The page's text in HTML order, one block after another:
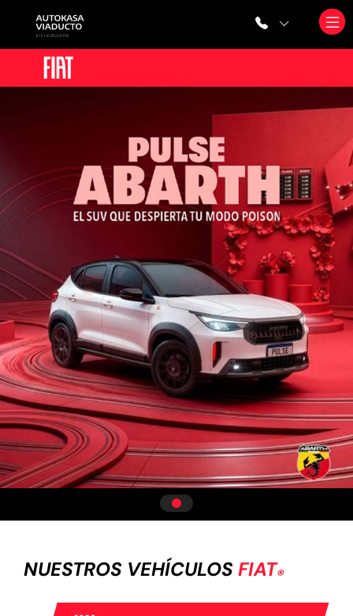
NUESTROS VEHÍCULOS FIAT®